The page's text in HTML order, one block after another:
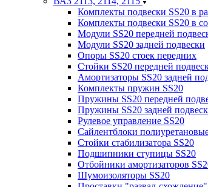
Комплекты подвески SS20 в
Комплекты подвески SS20 в
Модули SS20 передней
Модули SS20 задней подвески
Опоры SS20 стоек передних
Стойки SS20 передней
Амортизаторы SS20 задней
Комплекты пружин SS20
Пружины SS20 передней
Пружины SS20 задней
Рулевое управление SS20
Сайлентблоки
Стойки стабилизатора SS20
Подшипники ступицы SS20
Отбойники амортизаторов
Шумоизоляторы SS20